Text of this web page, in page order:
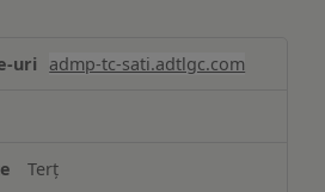
admp-tc-sati.adtlgc.com
Terț